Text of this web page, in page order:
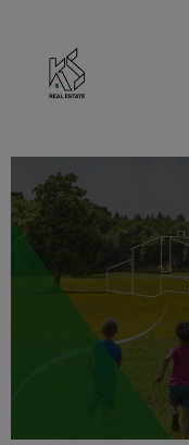
VENTE
ESPAGNE
A